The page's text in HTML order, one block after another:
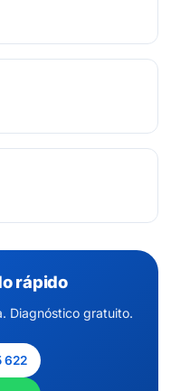
rápido
Diagnóstico gratuito.
622